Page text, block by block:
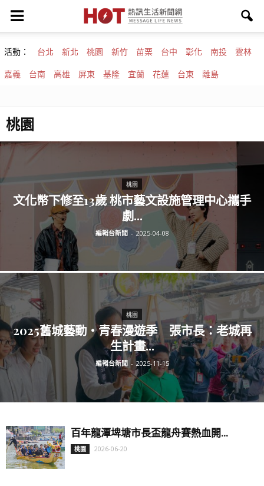
活動： 台北 新北 桃園 新竹 苗栗 台中 彰化 南投 雲林
嘉義 台南 高雄 屏東 基隆 宜蘭 花蓮 台東 離島
桃園
桃園
文化幣下修至13歲 桃市藝文設施管理中心攜手
劇...
編輯台新聞 - 2025-04-08
桃園
2025舊城藝動‧青春漫遊季 張市長：老城再
生計畫...
編輯台新聞 - 2025-11-15
百年龍潭埤塘市長盃龍舟賽熱血開...
桃園 2026-06-20